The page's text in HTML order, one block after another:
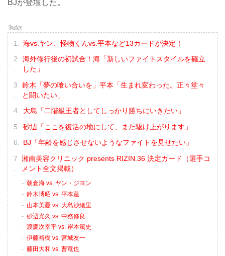
BJが登壇した。
海vs.ヤン、怪物くんvs.平本など13カードが決定！
海外修行後の初試合！海「新しいファイトスタイルを確立
した」
鈴木「夢の喰い合いを」平本「生まれ変わった。正々堂々
と闘いたい」
大島「二階級王者としてしっかり勝ちにいきたい」
砂辺「ここを復活の地にして、また駆け上がります」
BJ「年齢を感じさせないようなファイトを見せたい」
湘南美容クリニック presents RIZIN.36 決定カード（選手コ
メント全文掲載）
朝倉海 vs. ヤン・ジヨン
鈴木博昭 vs. 平本蓮
山本美憂 vs. 大島沙緒里
砂辺光久 vs. 中務修良
渡慶次幸平 vs. 岸本篤史
伊藤裕樹 vs. 宮城友一
藤田大和 vs. 曹竜也